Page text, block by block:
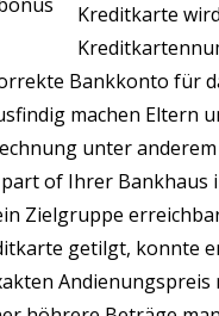
Kreditkarte
Bankkonto für
machen Eltern
unter
of Ihrer Bankhaus
Zielgruppe
getilgt, konnte